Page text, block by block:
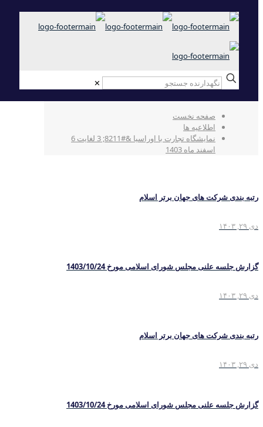
✕نمایشگاه تجارت با اوراسیا – 3 لغایت 6 اسفند
صفحه نخست
اطلاعیه ها
نمایشگاه تجارت با اوراسیا &#8211; 3 لغایت 6
اسفند ماه 1403
رتبه بندی شرکت های جهان برتر اسلام
دی ۲۹, ۱۴۰۳
گزارش جلسه علنی مجلس شورای اسلامی مورخ 1403/10/24
دی ۲۹, ۱۴۰۳
رتبه بندی شرکت های جهان برتر اسلام
دی ۲۹, ۱۴۰۳
گزارش جلسه علنی مجلس شورای اسلامی مورخ 1403/10/24